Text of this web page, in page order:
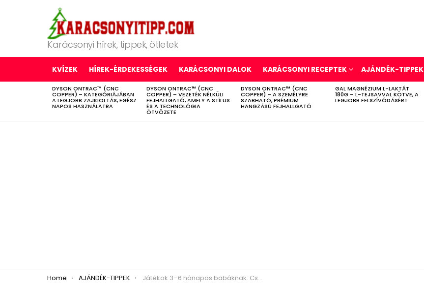
Karácsonyi hírek, tippek, ötletek
KVÍZEK HÍREK-ÉRDEKESSÉGEK KARÁCSONYI DALOK KARÁCSONYI RECEPTEK AJÁNDÉK-TIPPEK
LATEST
STORIES
DYSON ONTRAC™ (CNC
COPPER) – KATEGÓRIÁJÁBAN
A LEGJOBB ZAJKIOLTÁS, EGÉSZ
NAPOS HASZNÁLATRA
DYSON ONTRAC™ (CNC
COPPER) – VEZETÉK NÉLKÜLI
FEJHALLGATÓ, AMELY A STÍLUS
ÉS A TECHNOLÓGIA
ÖTVÖZETE
DYSON ONTRAC™ (CNC
COPPER) – A SZEMÉLYRE
SZABHATÓ, PRÉMIUM
HANGZÁSÚ FEJHALLGATÓ
GAL MAGNÉZIUM L-LAKTÁT
180G – L-TEJSAVVAL KÖTVE, A
LEGJOBB FELSZÍVÓDÁSÉRT
You are here:
Home AJÁNDÉK-TIPPEK Játékok 3–6 hónapos babáknak: Csecsemők felfedező öröme!